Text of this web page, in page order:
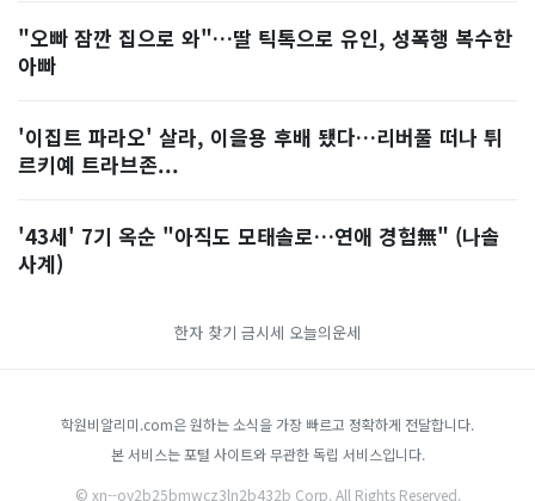
"오빠 잠깐 집으로 와"…딸 틱톡으로 유인, 성폭행 복수한
아빠
'이집트 파라오' 살라, 이을용 후배 됐다…리버풀 떠나 튀
르키예 트라브존...
'43세' 7기 옥순 "아직도 모태솔로…연애 경험無" (나솔
사계)
한자 찾기 금시세 오늘의운세
학원비알리미.com은 원하는 소식을 가장 빠르고 정확하게 전달합니다.
본 서비스는 포털 사이트와 무관한 독립 서비스입니다.
© xn--oy2b25bmwcz3ln2b432b Corp. All Rights Reserved.